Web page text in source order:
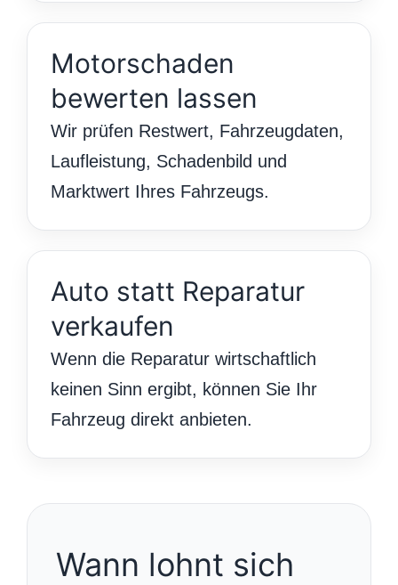
Motorschaden
bewerten lassen
Wir prüfen Restwert, Fahrzeugdaten,
Laufleistung, Schadenbild und
Marktwert Ihres Fahrzeugs.
Auto statt Reparatur
verkaufen
Wenn die Reparatur wirtschaftlich
keinen Sinn ergibt, können Sie Ihr
Fahrzeug direkt anbieten.
Wann lohnt sich